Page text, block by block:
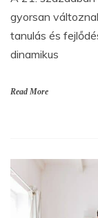
gyorsan
tanulás és
dinamikus
Read More